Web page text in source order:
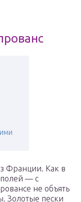
Франции. Как в
— с
не объять
Золотые пески